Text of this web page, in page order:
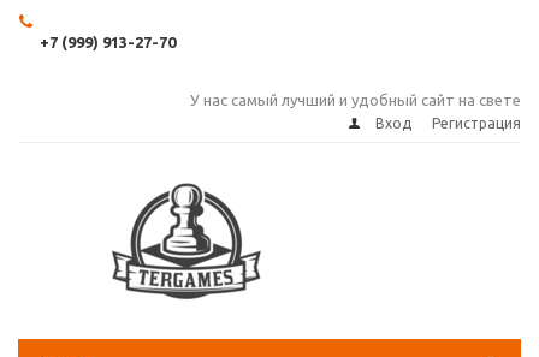
+7 (999) 913-27-70
У нас самый лучший и удобный сайт на свете
Вход Регистрация